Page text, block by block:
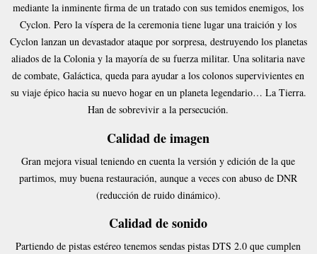
mediante la inminente firma de un tratado con sus temidos enemigos, los
Cyclon. Pero la víspera de la ceremonia tiene lugar una traición y los
Cyclon lanzan un devastador ataque por sorpresa, destruyendo los planetas
aliados de la Colonia y la mayoría de su fuerza militar. Una solitaria nave
de combate, Galáctica, queda para ayudar a los colonos supervivientes en
su viaje épico hacia su nuevo hogar en un planeta legendario… La Tierra.
Han de sobrevivir a la persecución.
Calidad de imagen
Gran mejora visual teniendo en cuenta la versión y edición de la que
partimos, muy buena restauración, aunque a veces con abuso de DNR
(reducción de ruido dinámico).
Calidad de sonido
Partiendo de pistas estéreo tenemos sendas pistas DTS 2.0 que cumplen